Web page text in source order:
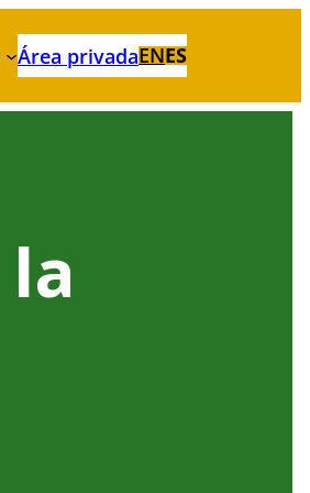
Área privadaENES